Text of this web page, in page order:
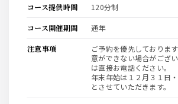
コース提供時間 120分制
コース開催期間 通年
注意事項
ご予約を優先しておりますので、お席のご用
意ができない場合がござ
は直接お電話ください。
年末年始は１２月３１日
とさせていただきます。